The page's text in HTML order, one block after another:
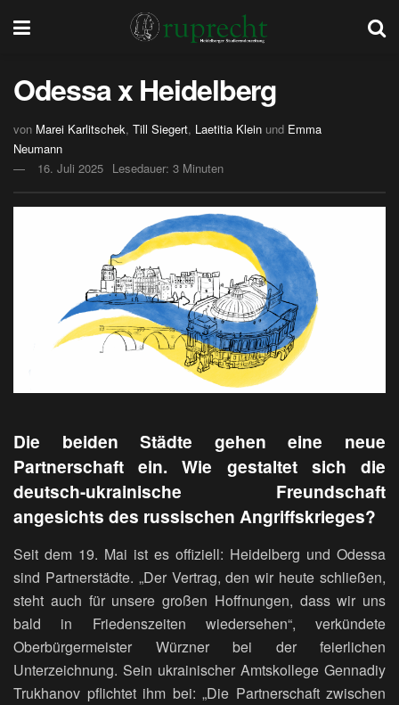
Odessa x Heidelberg
von Marei Karlitschek, Till Siegert, Laetitia Klein und Emma
Neumann
16. Juli 2025 Lesedauer: 3 Minuten
Die beiden Städte gehen eine neue
Partnerschaft ein. Wie gestaltet sich die
deutsch-ukrainische Freundschaft
angesichts des russischen Angriffskrieges?
Seit dem 19. Mai ist es offiziell: Heidelberg und Odessa
sind Partnerstädte. „Der Vertrag, den wir heute schließen,
steht auch für unsere großen Hoffnungen, dass wir uns
bald in Friedenszeiten wiedersehen“, verkündete
Oberbürgermeister Würzner bei der feierlichen
Unterzeichnung. Sein ukrainischer Amtskollege Gennadiy
Trukhanov pflichtet ihm bei: „Die Partnerschaft zwischen